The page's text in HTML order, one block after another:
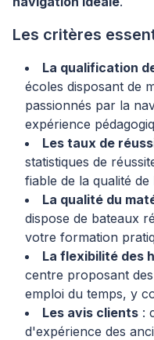
Les critères
La qualification
écoles disposant de
passionnés par la
expérience
Les taux de
statistiques de
fiable de la qualité
La qualité du
dispose de bateaux
votre formation
La flexibilité des
centre proposant
emploi du temps, y
Les avis clients :
d'expérience des